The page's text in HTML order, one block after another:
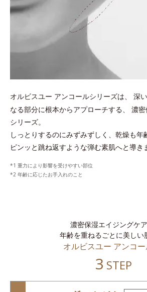
オルビスユー アンコールシリーズは、 深
なる部分に根本からアプローチする、
濃
シリーズ。
しっとりするのにみずみずしく、乾燥も年
ピンッと跳ね返すような弾む素肌へと導き
重力により影響を受けやすい部位
年齢に応じたお手入れのこと
濃密保湿エイジングケ
年齢を重ねるごとに美しい
オルビスユー アンコ
3 STEP